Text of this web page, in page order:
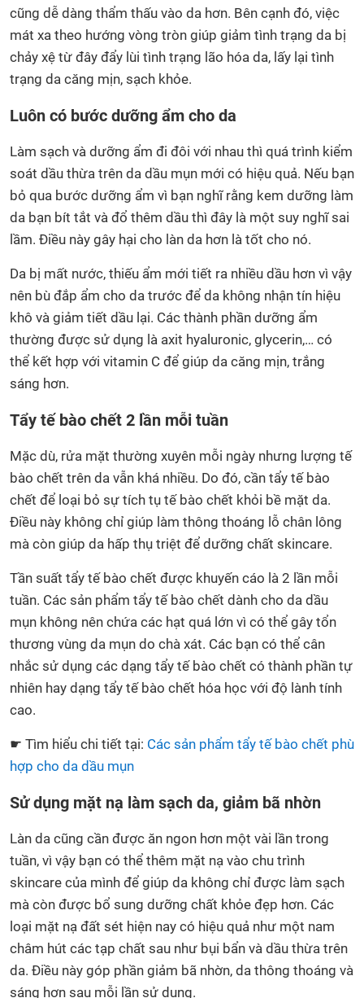
cũng dễ dàng thẩm thấu vào da hơn. Bên cạnh đó, việc
mát xa theo hướng vòng tròn giúp giảm tình trạng da bị
chảy xệ từ đây đẩy lùi tình trạng lão hóa da, lấy lại tình
trạng da căng mịn, sạch khỏe.
Luôn có bước dưỡng ẩm cho da
Làm sạch và dưỡng ẩm đi đôi với nhau thì quá trình kiểm
soát dầu thừa trên da dầu mụn mới có hiệu quả. Nếu bạn
bỏ qua bước dưỡng ẩm vì bạn nghĩ rằng kem dưỡng làm
da bạn bít tắt và đổ thêm dầu thì đây là một suy nghĩ sai
lầm. Điều này gây hại cho làn da hơn là tốt cho nó.
Da bị mất nước, thiếu ẩm mới tiết ra nhiều dầu hơn vì vậy
nên bù đắp ẩm cho da trước để da không nhận tín hiệu
khô và giảm tiết dầu lại. Các thành phần dưỡng ẩm
thường được sử dụng là axit hyaluronic, glycerin,… có
thể kết hợp với vitamin C để giúp da căng mịn, trắng
sáng hơn.
Tẩy tế bào chết 2 lần mỗi tuần
Mặc dù, rửa mặt thường xuyên mỗi ngày nhưng lượng tế
bào chết trên da vẫn khá nhiều. Do đó, cần tẩy tế bào
chết để loại bỏ sự tích tụ tế bào chết khỏi bề mặt da.
Điều này không chỉ giúp làm thông thoáng lỗ chân lông
mà còn giúp da hấp thụ triệt để dưỡng chất skincare.
Tần suất tẩy tế bào chết được khuyến cáo là 2 lần mỗi
tuần. Các sản phẩm tẩy tế bào chết dành cho da dầu
mụn không nên chứa các hạt quá lớn vì có thể gây tổn
thương vùng da mụn do chà xát. Các bạn có thể cân
nhắc sử dụng các dạng tẩy tế bào chết có thành phần tự
nhiên hay dạng tẩy tế bào chết hóa học với độ lành tính
cao.
☛ Tìm hiểu chi tiết tại: Các sản phẩm tẩy tế bào chết phù
hợp cho da dầu mụn
Sử dụng mặt nạ làm sạch da, giảm bã nhờn
Làn da cũng cần được ăn ngon hơn một vài lần trong
tuần, vì vậy bạn có thể thêm mặt nạ vào chu trình
skincare của mình để giúp da không chỉ được làm sạch
mà còn được bổ sung dưỡng chất khỏe đẹp hơn. Các
loại mặt nạ đất sét hiện nay có hiệu quả như một nam
châm hút các tạp chất sau như bụi bẩn và dầu thừa trên
da. Điều này góp phần giảm bã nhờn, da thông thoáng và
sáng hơn sau mỗi lần sử dụng.